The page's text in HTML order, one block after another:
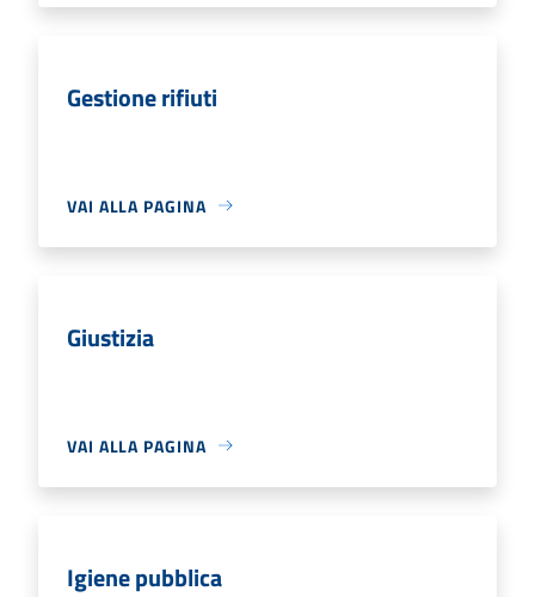
Gestione rifiuti
VAI ALLA PAGINA
Giustizia
VAI ALLA PAGINA
Igiene pubblica